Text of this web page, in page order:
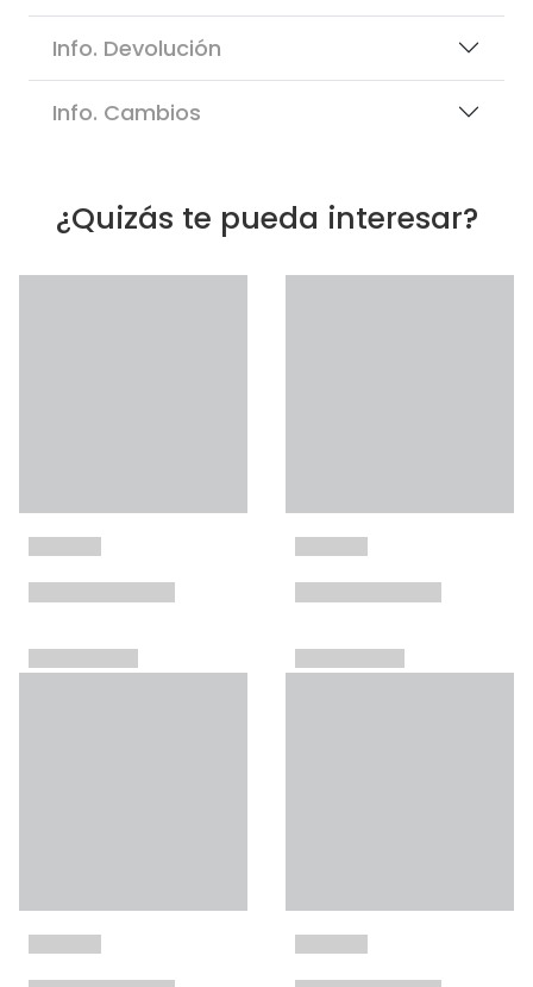
Info. Devolución
Info. Cambios
¿Quizás te pueda interesar?